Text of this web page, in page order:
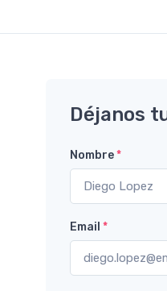
Déjanos
Nombre*
Email *